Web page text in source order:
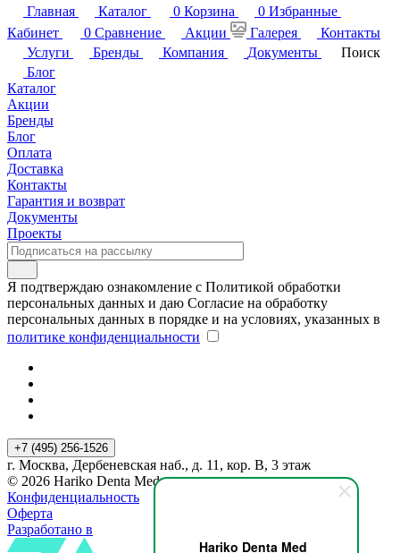
Hariko Denta Med
Главная
Каталог 0 Корзина 0 Избранные
Кабинет
0 Сравнение Акции Галерея
Контакты
Услуги
Бренды Компания Документы
Поиск
Блог
Каталог
Акции
Бренды
Блог
Оплата
Доставка
Контакты
Гарантия и возврат
Документы
Проекты
Я подтверждаю ознакомление с Политикой обработки
персональных данных и даю Согласие на обработку
персональных данных в порядке и на условиях, указанных в
политике конфиденциальности
+7 (495) 256-1526
г. Москва, Дербеневская наб., д. 11, кор. В, 3 этаж
© 2026 Hariko Denta Med
Конфиденциальность
Оферта
Разработано в